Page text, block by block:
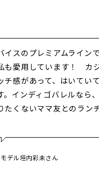
イスのプレミアムライン
も愛用しています！ カ
チ感があって、はいてい
。インディゴバレルなら
たくないママ友とのラン
モデル垣内彩未さん